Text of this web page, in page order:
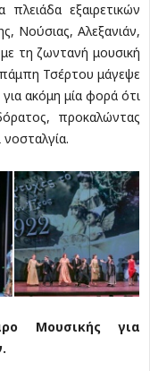
εξαιρετικών
Νούσιας, Αλεξανιάν,
τη ζωντανή μουσική
Τσέρτου μάγεψε
ακόμη μία φορά ότι
προκαλώντας
Μουσικής για